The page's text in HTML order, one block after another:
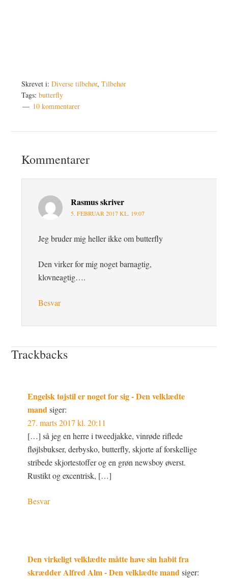
Skrevet i:Diverse tilbehør,Tilbehør
Tags:butterfly
10 kommentarer
Kommentarer
Rasmusskriver
5. FEBRUAR 2017 KL. 19:07
Jeg bruder mig heller ikke om butterfly
Den virker for mig noget barnagtig,
klovneagtig….
Besvar
Trackbacks
Engelsk tøjstil er noget for sig - Den velklædte
mand siger:
27. marts 2017 kl. 20:11
[…] så jeg en herre i tweedjakke, vinrøde riflede
fløjlsbukser, derbysko, butterfly, skjorte af forskellige
stribede skjortestoffer og en grøn newsboy øverst.
Rustikt og excentrisk, […]
Besvar
Den virkeligt velklædte måtte have sin habit fra
skrædder Alfred Alm - Den velklædte mand siger: